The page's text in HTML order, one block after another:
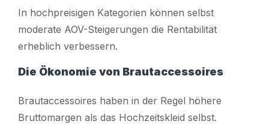
In hochpreisigen Kategorien können selbst
moderate AOV-Steigerungen die Rentabilität
erheblich verbessern.
Die Ökonomie von Brautaccessoires
Brautaccessoires haben in der Regel höhere
Bruttomargen als das Hochzeitskleid selbst.